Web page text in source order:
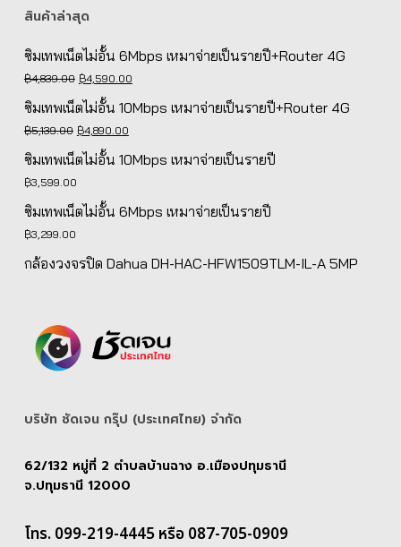
สินค้าล่าสุด
ซิมเทพเน็ตไม่อั้น 6Mbps เหมาจ่ายเป็นรายปี+Router 4G
฿4,839.00 Original
price
฿4,839.00.
฿4,590.00Current
ซิมเทพเน็ตไม่อั้น 10Mbps เหมาจ่ายเป็นรายปี+Router 4G
฿5,139.00 Original
price
฿4,890.00Current
ซิมเทพเน็ตไม่อั้น 10Mbps เหมาจ่ายเป็นรายปี
฿3,599.00
ซิมเทพเน็ตไม่อั้น 6Mbps เหมาจ่ายเป็นรายปี
฿3,299.00
กล้องวงจรปิด Dahua DH-HAC-HFW1509TLM-IL-A 5MP
บริษัท ชัดเจน กรุ๊ป (ประเทศไทย) จํากัด
62/132 หมู่ที่ 2 ตำบลบ้านฉาง อ.เมืองปทุมธานี
จ.ปทุมธานี 12000
โทร. 099-219-4445 หรือ 087-705-0909